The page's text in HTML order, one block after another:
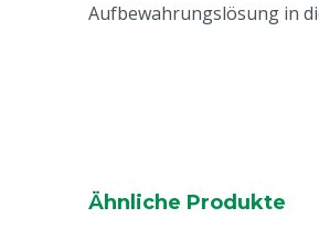
Aufbewahrungslösung in
Ähnliche Produkte